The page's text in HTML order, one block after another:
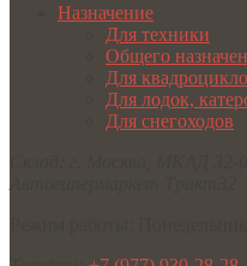
Назначение
Для техники
Общего
Для
Для лодок,
Для снегоходов